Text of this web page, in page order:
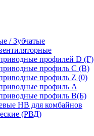
/ Зубчатые
профилей D (Г)
профиль C (В)
профиль Z (0)
профиль А
профиль В(Б)
НВ для комбайнов
(РВД)